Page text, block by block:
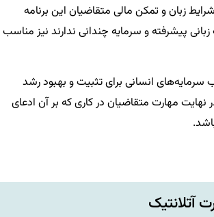
زبان و تمکن مالی متقاضیان این برنامه
پیشرفته و سرمایه چندانی ندارند نیز مناسب
سرمایه‌های انسانی برای تثبیت و بهبود رشد
مهارت متقاضیان در کاری که بر آن ادعای
آتلانتیک